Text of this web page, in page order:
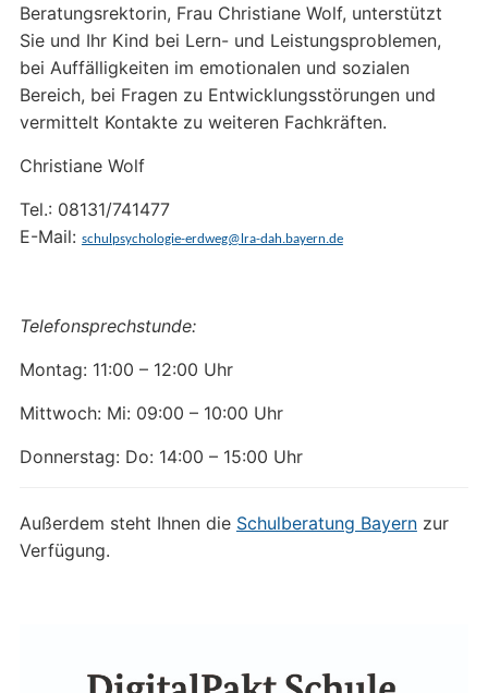
Beratungsrektorin, Frau Christiane Wolf, unterstützt
Sie und Ihr Kind bei Lern- und Leistungsproblemen,
bei Auffälligkeiten im emotionalen und sozialen
Bereich, bei Fragen zu Entwicklungsstörungen und
vermittelt Kontakte zu weiteren Fachkräften.
Christiane Wolf
Tel.: 08131/741477
E-Mail: schulpsychologie-erdweg@lra-dah.bayern.de
Telefonsprechstunde:
Montag: 11:00 – 12:00 Uhr
Mittwoch: Mi: 09:00 – 10:00 Uhr
Donnerstag: Do: 14:00 – 15:00 Uhr
Außerdem steht Ihnen die Schulberatung Bayernzur
Verfügung.